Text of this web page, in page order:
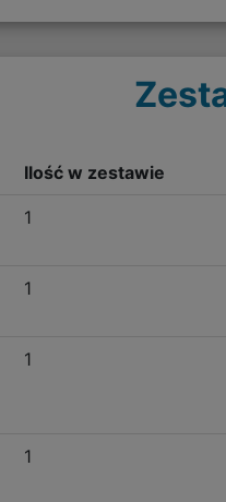
Ilość w zestawie
1
1
1
1